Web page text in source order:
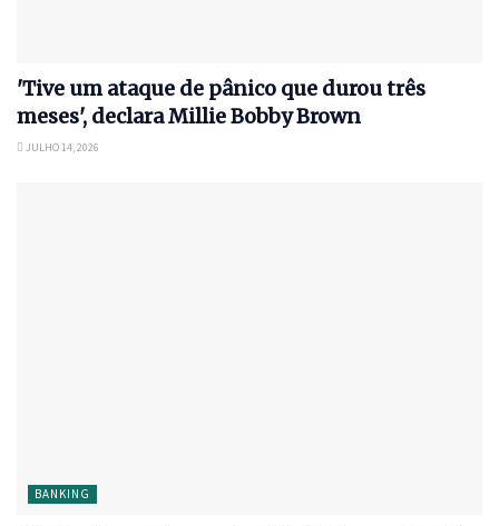
'Tive um ataque de pânico que durou três
meses', declara Millie Bobby Brown
JULHO 14, 2026
BANKING